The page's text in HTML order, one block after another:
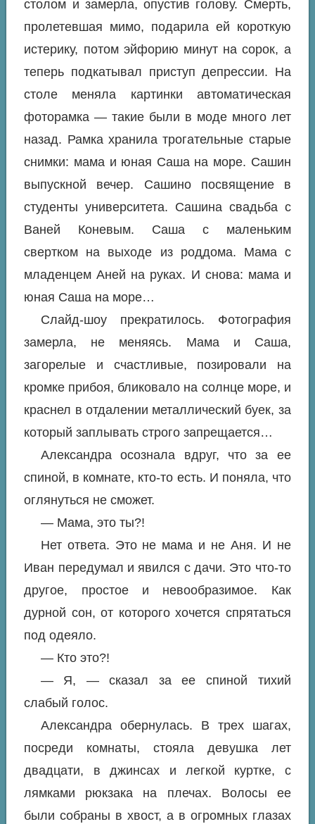
столом и замерла, опустив голову. Смерть,
пролетевшая мимо, подарила ей короткую
истерику, потом эйфорию минут на сорок, а
теперь подкатывал приступ депрессии. На
столе меняла картинки автоматическая
фоторамка — такие были в моде много лет
назад. Рамка хранила трогательные старые
снимки: мама и юная Саша на море. Сашин
выпускной вечер. Сашино посвящение в
студенты университета. Сашина свадьба с
Ваней Коневым. Саша с маленьким
свертком на выходе из роддома. Мама с
младенцем Аней на руках. И снова: мама и
юная Саша на море…
Слайд-шоу прекратилось. Фотография
замерла, не меняясь. Мама и Саша,
загорелые и счастливые, позировали на
кромке прибоя, бликовало на солнце море, и
краснел в отдалении металлический буек, за
который заплывать строго запрещается…
Александра осознала вдруг, что за ее
спиной, в комнате, кто-то есть. И поняла, что
оглянуться не сможет.
— Мама, это ты?!
Нет ответа. Это не мама и не Аня. И не
Иван передумал и явился с дачи. Это что-то
другое, простое и невообразимое. Как
дурной сон, от которого хочется спрятаться
под одеяло.
— Кто это?!
— Я, — сказал за ее спиной тихий
слабый голос.
Александра обернулась. В трех шагах,
посреди комнаты, стояла девушка лет
двадцати, в джинсах и легкой куртке, с
лямками рюкзака на плечах. Волосы ее
были собраны в хвост, а в огромных глазах